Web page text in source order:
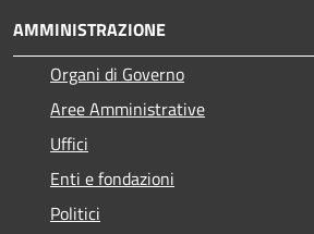
AMMINISTRAZIONE
Organi di Governo
Aree Amministrative
Uffici
Enti e fondazioni
Politici